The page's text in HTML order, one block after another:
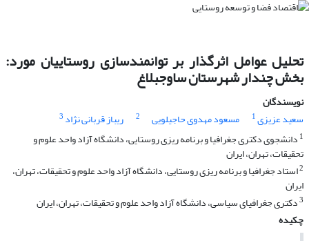
تحلیل عوامل اثرگذار بر توانمندسازی روستاییان مورد:
بخش چندار شهرستان ساوجبلاغ
نویسندگان
سعید عزیزی1 مسعود مهدوی حاجیلویی 2 ریباز قربانی نژاد 3
1 دانشجوی دکتری جغرافیا و برنامه ریزی روستایی، دانشگاه آزاد واحد علوم و
تحقیقات، تهران، ایران
2استاد جغرافیا و برنامه ریزی روستایی، دانشگاه آزاد واحد علوم و تحقیقات، تهران،
ایران
3دکتری جغرافیای سیاسی، دانشگاه آزاد واحد علوم و تحقیقات، تهران، ایران
چکیده